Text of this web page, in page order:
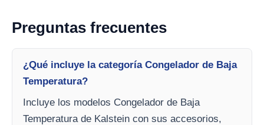
Preguntas frecuentes
¿Qué incluye la categoría Congelador de Baja
Temperatura?
Incluye los modelos Congelador de Baja
Temperatura de Kalstein con sus accesorios,